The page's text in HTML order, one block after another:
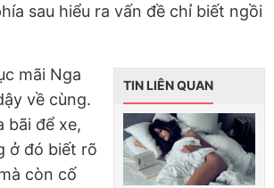
sau hiểu ra vấn đề chỉ biết ngồi
TIN LIÊN QUAN
mãi Nga
về cùng.
bãi để xe,
ở đó biết rõ
còn cố